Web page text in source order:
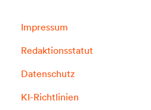
Impressum
Redaktionsstatut
Datenschutz
KI-Richtlinien